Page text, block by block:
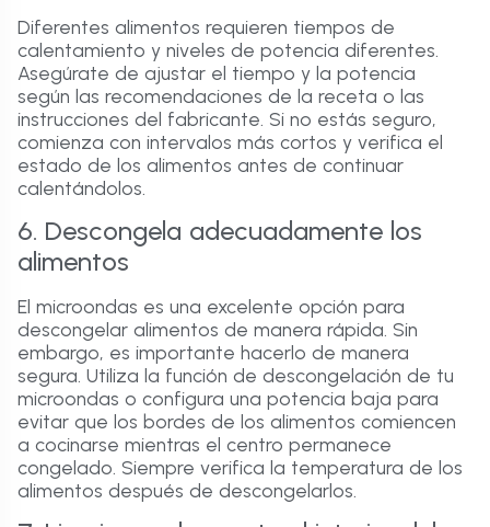
Diferentes alimentos requieren tiempos de
calentamiento y niveles de potencia diferentes.
Asegúrate de ajustar el tiempo y la potencia
según las recomendaciones de la receta o las
instrucciones del fabricante. Si no estás seguro,
comienza con intervalos más cortos y verifica el
estado de los alimentos antes de continuar
calentándolos.
6. Descongela adecuadamente los
alimentos
El microondas es una excelente opción para
descongelar alimentos de manera rápida. Sin
embargo, es importante hacerlo de manera
segura. Utiliza la función de descongelación de tu
microondas o configura una potencia baja para
evitar que los bordes de los alimentos comiencen
a cocinarse mientras el centro permanece
congelado. Siempre verifica la temperatura de los
alimentos después de descongelarlos.